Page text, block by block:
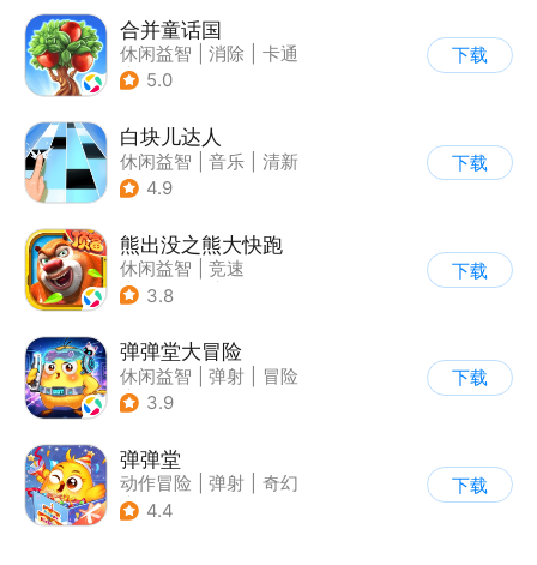
合并童话国
休闲益智 消除
卡通
| 合成
5.0
下载
白块儿达人
休闲益智 音乐
清新
| 多比特
4.9
下载
熊出没之熊大快跑
休闲益智
竞速
| 动漫改编
3.8
下载
弹弹堂大冒险
休闲益智 弹射
冒险
| 匹配对战
3.9
下载
弹弹堂
动作冒险 弹射
奇幻
| 5v5
4.4
下载